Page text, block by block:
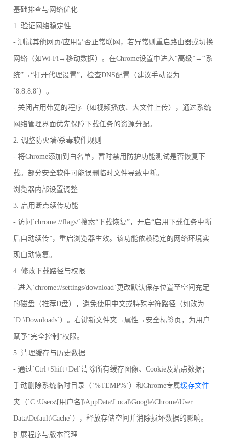
基础排查与网络优化
1. 验证网络稳定性
- 测试其他网页/应用是否正常联网，若异常则重启路由器或切换
网络（如Wi-Fi→移动数据）。在Chrome设置中进入“高级”→“系
统”→“打开代理设置”，检查DNS配置（建议手动设为
`8.8.8.8`）。
- 关闭占用带宽的程序（如视频播放、大文件上传），通过系统
网络管理界面优先保障下载任务的资源分配。
2. 调整防火墙/杀毒软件规则
- 将Chrome添加到白名单，暂时禁用防护功能测试是否恢复下
载。部分安全软件可能误删临时文件导致中断。
浏览器内部设置调整
3. 启用断点续传功能
- 访问`chrome://flags/`搜索“下载恢复”，开启“启用下载任务中断
后自动续传”，重启浏览器生效。该功能依赖稳定的网络环境实
现自动恢复。
4. 修改下载路径与权限
- 进入`chrome://settings/download`更改默认保存位置至空间充足
的磁盘（推荐D盘），避免使用中文或特殊字符路径（如改为
`D:\Downloads`）。右键新文件夹→属性→安全标签页，为用户
赋予“完全控制”权限。
5. 清理缓存与历史数据
- 通过`Ctrl+Shift+Del`清除所有缓存图像、Cookie及站点数据；
手动删除系统临时目录（`%TEMP%`）和Chrome专属缓存文件
夹（`C:\Users\[用户名]\AppData\Local\Google\Chrome\User
Data\Default\Cache`），释放存储空间并消除损坏数据的影响。
扩展程序与版本管理